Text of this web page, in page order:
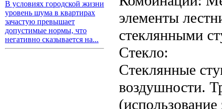
В условиях городской жизни
уровень шума в квартирах
зачастую превышает
допустимые нормы, что
негативно сказывается на...
элементы
стеклянными
Стекло:
Стеклянные
воздушности.